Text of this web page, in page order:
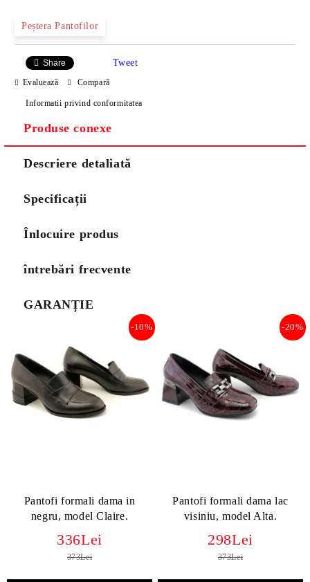
Peștera Pantofilor
Share Tweet
Evaluează Compară
Informatii privind conformitatea
Produse conexe
Descriere detaliată
Specificații
Înlocuire produs
întrebări frecvente
GARANȚIE
Pantofi formali dama in
negru, model Claire.
-10%
336Lei
373Lei
Pantofi formali dama lac
visiniu, model Alta.
-20%
298Lei
373Lei